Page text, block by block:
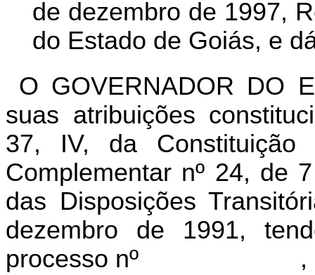
de dezembro de 1997,
do Estado de Goiás, e
O GOVERNADOR DO
suas atribuições
37, IV, da
Complementar nº 24, de
das Disposições
dezembro de 1991,
processo nº
,